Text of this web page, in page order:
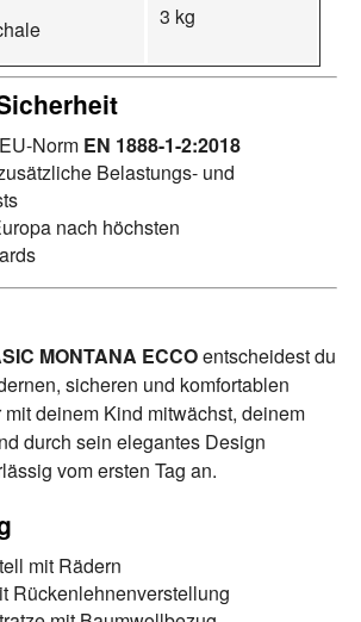
3 kg
Norm EN 1888-1-2:2018
Belastungs- und
nach höchsten
MONTANA ECCOentscheidest du
sicheren und komfortablen
deinem Kind mitwächst, deinem
durch sein elegantes Design
vom ersten Tag an.
mit Rädern
Rückenlehnenverstellung